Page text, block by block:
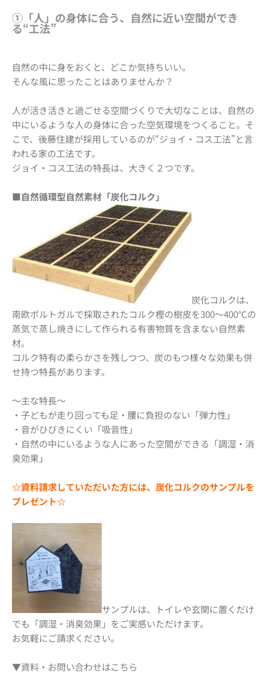
①「人」の身体に合う、自然に近い空間ができ
る“工法”
自然の中に身をおくと、どこか気持ちいい。
そんな風に思ったことはありませんか？
人が活き活きと過ごせる空間づくりで大切なことは、自然の
中にいるような人の身体に合った空気環境をつくること。そ
こで、後藤住建が採用しているのが“ジョイ・コス工法”と言
われる家の工法です。
ジョイ・コス工法の特長は、大きく２つです。
■自然循環型自然素材「炭化コルク」
炭化コルクは、
南欧ポルトガルで採取されたコルク樫の樹皮を300～400℃の
蒸気で蒸し焼きにして作られる有害物質を含まない自然素
材。
コルク特有の柔らかさを残しつつ、炭のもつ様々な効果も併
せ持つ特長があります。
〜主な特長〜
・子どもが走り回っても足・腰に負担のない「弾力性」
・音がひびきにくい「吸音性」
・自然の中にいるような人にあった空間ができる「調湿・消
臭効果」
☆資料請求していただいた方には、炭化コルクのサンプルを
プレゼント☆
サンプルは、トイレや玄関に置くだけ
でも「調湿・消臭効果」をご実感いただけます。
お気軽にご請求ください。
▼資料・お問い合わせはこちら